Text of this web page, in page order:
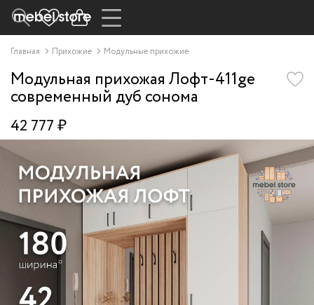
Главная Прихожие Модульные прихожие
Модульная прихожая Лофт-411ge
современный дуб сонома
42 777 ₽